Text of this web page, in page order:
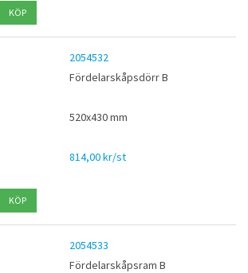
2054532
Fördelarskåpsdörr B
520x430 mm
814,00 kr/st
2054533
Fördelarskåpsram B